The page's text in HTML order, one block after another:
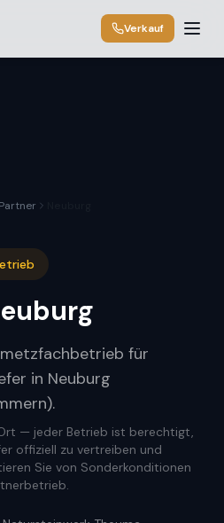
Verkauf
für
in Neuburg
— jeder Betrieb ist berechtigt,
offiziell zu vertreiben und
Sie von Sonderkonditionen